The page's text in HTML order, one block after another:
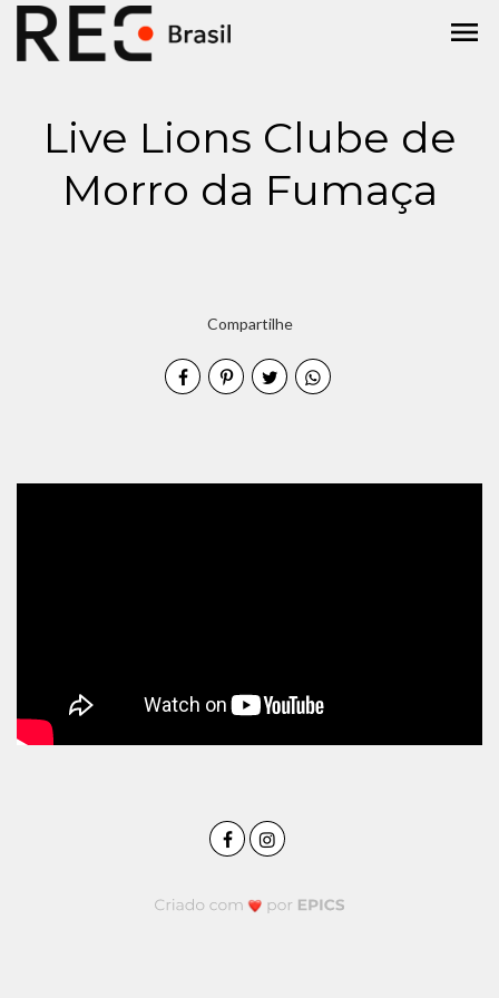
menu
Live Lions Clube de
Morro da Fumaça
Compartilhe